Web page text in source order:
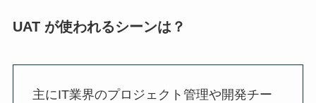
UAT が使われるシーンは？
主にIT業界のプロジェクト管理や開発チー